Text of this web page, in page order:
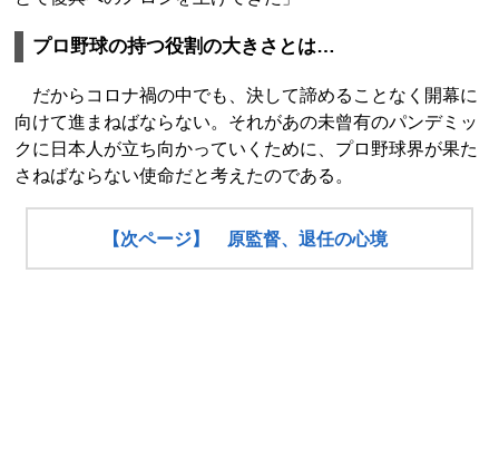
プロ野球の持つ役割の大きさとは…
だからコロナ禍の中でも、決して諦めることなく開幕に
向けて進まねばならない。それがあの未曾有のパンデミッ
クに日本人が立ち向かっていくために、プロ野球界が果た
さねばならない使命だと考えたのである。
【次ページ】 原監督、退任の心境